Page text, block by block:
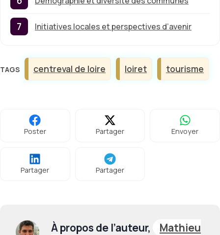
Initiatives locales et perspectives d’avenir
Étiquettes
centreval de loire loiret tourisme
Poster Partager Envoyer
Partager Partager
À propos de l’auteur,
Mathieu